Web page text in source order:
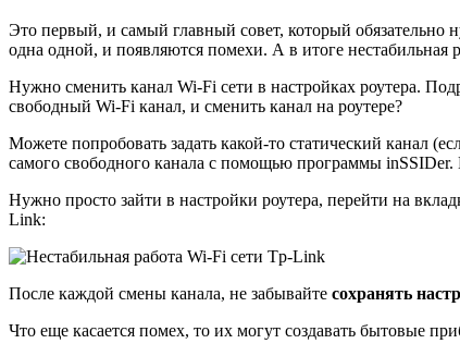
Это первый, и самый главный совет, который обязательно
одна одной, и появляются помехи. А в итоге
Нужно сменить канал Wi-Fi сети в настройках роутера.
свободный Wi-Fi канал, и сменить канал на роутере?
Можете попробовать задать какой-то статический канал
самого свободного канала с помощью программы inSSIDer.
Нужно просто зайти в настройки роутера, перейти на
Link:
После каждой смены канала, не забывайте сохранять
Что еще касается помех, то их могут создавать бытовые